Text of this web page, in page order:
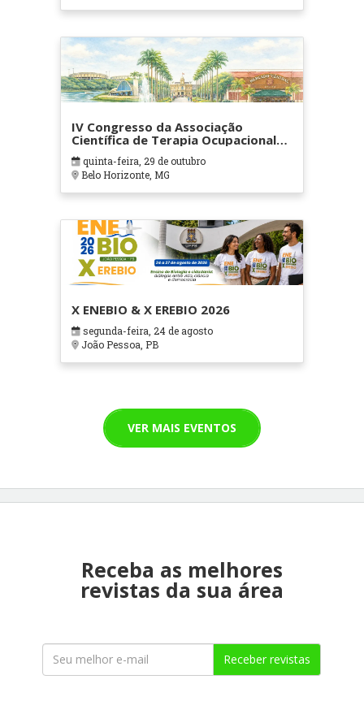
IV Congresso da Associação
Científica de Terapia Ocupacional
em Contextos Hospitalares e
Cuidados Paliativos - ATOHOSP
quinta-feira, 29 de outubro
Belo Horizonte, MG
X ENEBIO & X EREBIO 2026
segunda-feira, 24 de agosto
João Pessoa, PB
VER MAIS EVENTOS
Receba as melhores
revistas da sua área
Receber revistas